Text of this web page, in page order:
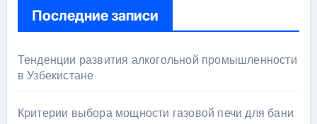
Последние записи
Тенденции развития алкогольной промышленности
в Узбекистане
Критерии выбора мощности газовой печи для бани